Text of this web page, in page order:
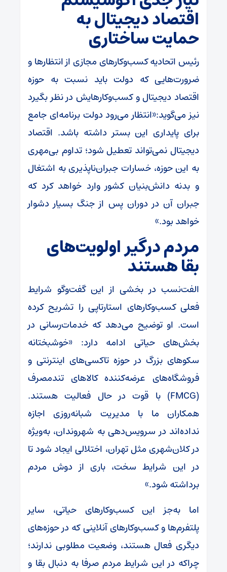
اقتصاد دیجیتال به
حمایت ساختاری
رئیس اتحادیه کسب‌وکارهای مجازی از انتظارها و
ضرورت‌هایی که دولت باید نسبت به حوزه
اقتصاد دیجیتال و کسب‌وکارهایش در نظر بگیرد
نیز می‌گوید:«انتظار می‌رود دولت برنامه‌ای جامع
برای پایداری این بستر داشته باشد. اقتصاد
دیجیتال نمی‌تواند تعطیل شود؛ تداوم بی‌مهری
به این حوزه، خسارات جبران‌ناپذیری به اشتغال
و بدنه دانش‌بنیان کشور وارد خواهد کرد که
جبران آن در دوران پس از جنگ بسیار دشوار
خواهد بود.»
مردم درگیر اولویت‌های
بقا هستند
الفت‌نسب در بخشی از این گفت‌وگو شرایط
فعلی کسب‌وکارهای استارتاپی را تشریح کرده
است. او توضیح می‌دهد که خدمات‌رسانی در
بخش‌های حیاتی ادامه دارد: «خوشبختانه
سکوهای بزرگ در حوزه تاکسی‌های اینترنتی و
فروشگاه‌های عرضه‌کننده کالاهای تندمصرف
(FMCG) با قوت در حال فعالیت هستند.
همکاران ما با مدیریت شبانه‌روزی اجازه
نداده‌اند در سرویس‌دهی به شهروندان، به‌ویژه
در کلان‌شهری مثل تهران، اختلالی ایجاد شود تا
در این شرایط سخت، باری از دوش مردم
برداشته شود.»
اما به‌جز این کسب‌وکارهای حیاتی، سایر
پلتفرم‌ها و کسب‌وکارهای آنلاینی که در حوزه‌های
دیگری فعال هستند، وضعیت مطلوبی ندارند؛
چراکه در این شرایط مردم صرفا به دنبال بقا و